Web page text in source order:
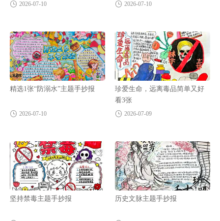
2026-07-10 2026-07-10
精选1张“防溺水”主题手抄报
2026-07-10
珍爱生命，远离毒品简单又好
看3张
2026-07-09
坚持禁毒主题手抄报 历史文脉主题手抄报